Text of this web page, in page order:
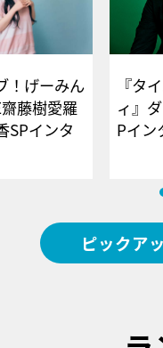
！げーみん
藤樹愛羅
SPインタ
『タ
ィ』
Pイ
ピックア